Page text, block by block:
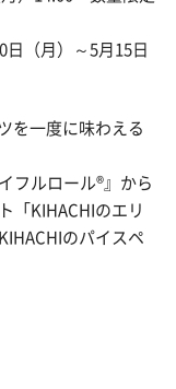
（月）～5月15日
を一度に味わえる
フルロール®』から
「KIHACHIのエリ
のパイスペ